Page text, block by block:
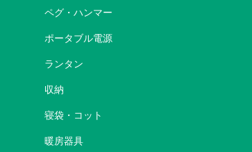
ペグ・ハンマー
ポータブル電源
ランタン
収納
寝袋・コット
暖房器具